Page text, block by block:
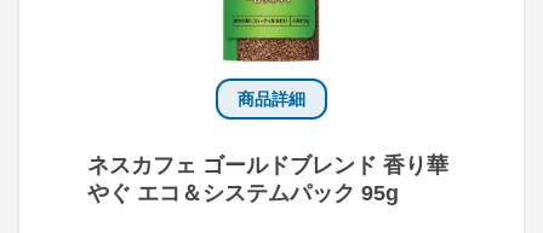
商品詳細
ネスカフェ ゴールドブレンド 香り華
やぐ エコ＆システムパック 95g